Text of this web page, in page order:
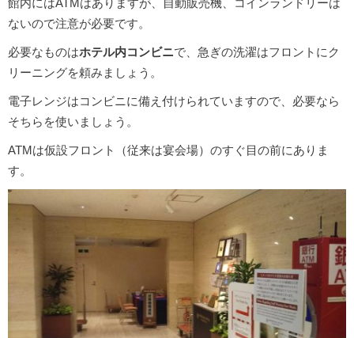
館内にはATMはありますが、自動販売機、コインランドリーは
ないので注意が必要です。
必要なものはホテル内コンビニで、急ぎの洗濯はフロントにク
リーニングを頼みましょう。
電子レンジはコンビニに備え付けられていますので、必要なら
そちらを使いましょう。
ATMは仮設フロント（従来は宴会場）のすぐ目の前にありま
す。